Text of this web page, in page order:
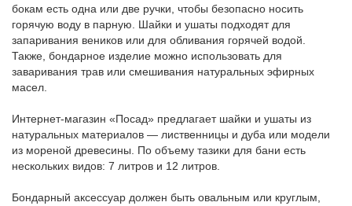
бокам есть одна или две ручки, чтобы безопасно носить
горячую воду в парную. Шайки и ушаты подходят для
запаривания веников или для обливания горячей водой.
Также, бондарное изделие можно использовать для
заваривания трав или смешивания натуральных эфирных
масел.
Интернет-магазин «Посад» предлагает шайки и ушаты из
натуральных материалов — лиственницы и дуба или модели
из мореной древесины. По объему тазики для бани есть
нескольких видов: 7 литров и 12 литров.
Бондарный аксессуар должен быть овальным или круглым,